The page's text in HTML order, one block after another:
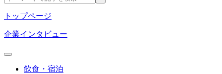
トップページ
企業インタビュー
飲食・宿泊